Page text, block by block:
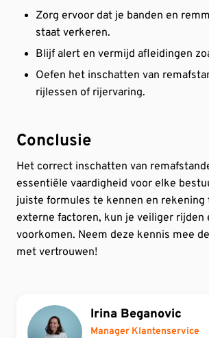
Zorg ervoor dat je banden en
staat verkeren.
Blijf alert en vermijd afleidingen
Oefen het inschatten van
rijlessen of rijervaring.
Conclusie
Het correct inschatten van
essentiële vaardigheid voor elke
juiste formules te kennen en rekening
externe factoren, kun je veiliger rijden
voorkomen. Neem deze kennis mee
met vertrouwen!
Irina Beganovic
Manager Klantenservice